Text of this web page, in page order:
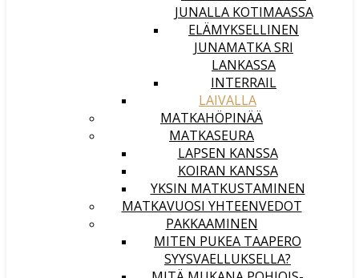
JUNALLA KOTIMAASSA
ELÄMYKSELLINEN
JUNAMATKA SRI
LANKASSA
INTERRAIL
LAIVALLA
MATKAHÖPINÄÄ
MATKASEURA
LAPSEN KANSSA
KOIRAN KANSSA
YKSIN MATKUSTAMINEN
MATKAVUOSI YHTEENVEDOT
PAKKAAMINEN
MITEN PUKEA TAAPERO
SYYSVAELLUKSELLA?